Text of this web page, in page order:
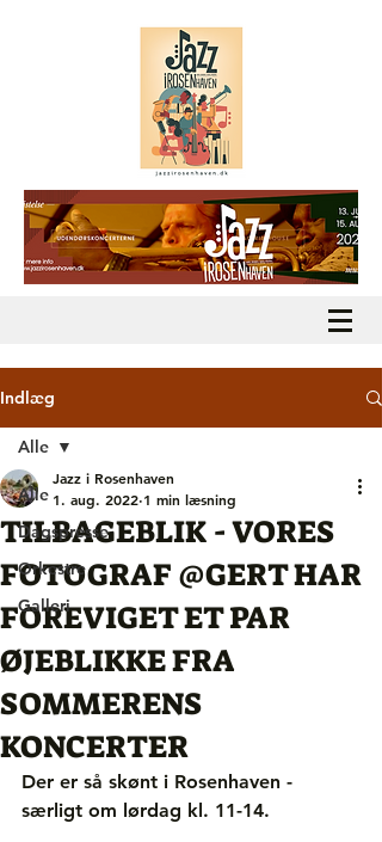
Indlæg
Alle
Dagspresse
Orkestre
Galleri
Alle
TILBAGEBLIK - VORES
FOTOGRAF @GERT HAR
FOREVIGET ET PAR
ØJEBLIKKE FRA
SOMMERENS
KONCERTER
Jazz i Rosenhaven
1. aug. 2022 1 min læsning
Der er så skønt i Rosenhaven -
særligt om lørdag kl. 11-14.